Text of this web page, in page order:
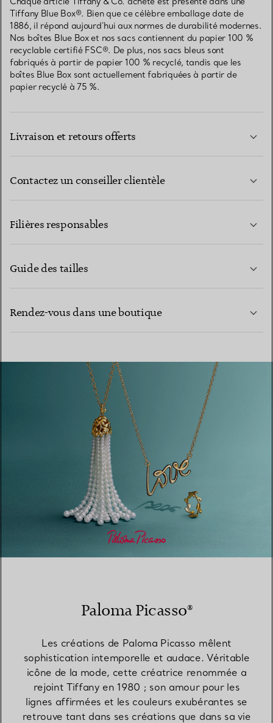
Tiffany Blue Box®. Bien que ce célèbre emballage date de
1886, il répond aujourd’hui aux normes de durabilité modernes.
Nos boîtes Blue Box et nos sacs contiennent du papier 100 %
recyclable certifié FSC®. De plus, nos sacs bleus sont
fabriqués à partir de papier 100 % recyclé, tandis que les
boîtes Blue Box sont actuellement fabriquées à partir de
papier recyclé à 75 %.
Livraison et retours offerts
Contactez un conseiller clientèle
Filières responsables
Guide des tailles
Rendez-vous dans une boutique
TROUVEZ LA BOUTIQUE LA PLUS PROCHE
Paloma Picasso®
Les créations de Paloma Picasso mêlent
sophistication intemporelle et audace. Véritable
icône de la mode, cette créatrice renommée a
rejoint Tiffany en 1980 ; son amour pour les
lignes affirmées et les couleurs exubérantes se
retrouve tant dans ses créations que dans sa vie